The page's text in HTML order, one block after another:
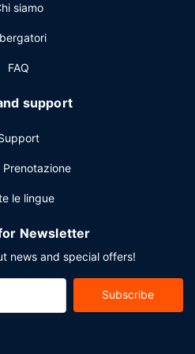
nei giorni feriali dalle ore 07:00
dalle ore 07:00 alle ore
un supplemento.
center, servizio auto o
Stai pianificando un evento a
per conferenze e sale
(andata e ritorno) è
siamo
FAQ
support
Prenotazione
le lingue
Newsletter
news and special offers!
Subscribe